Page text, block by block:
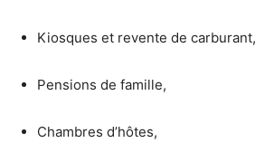
Kiosques et revente de carburant,
Pensions de famille,
Chambres d’hôtes,